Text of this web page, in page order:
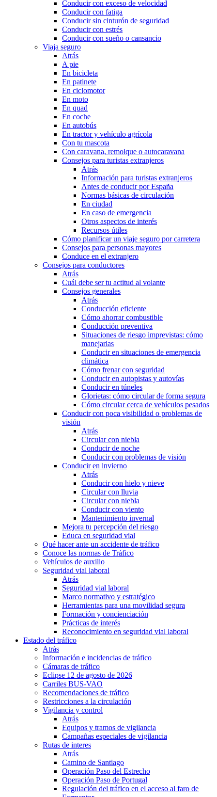
Conducir con exceso de velocidad
Conducir con fatiga
Conducir sin cinturón de seguridad
Conducir con estrés
Conducir con sueño o cansancio
Viaja seguro
Atrás
A pie
En bicicleta
En patinete
En ciclomotor
En moto
En quad
En coche
En autobús
En tractor y vehículo agrícola
Con tu mascota
Con caravana, remolque o autocaravana
Consejos para turistas extranjeros
Atrás
Información para turistas extranjeros
Antes de conducir por España
Normas básicas de circulación
En ciudad
En caso de emergencia
Otros aspectos de interés
Recursos útiles
Cómo planificar un viaje seguro por carretera
Consejos para personas mayores
Conduce en el extranjero
Consejos para conductores
Atrás
Cuál debe ser tu actitud al volante
Consejos generales
Atrás
Conducción eficiente
Cómo ahorrar combustible
Conducción preventiva
Situaciones de riesgo imprevistas: cómo
manejarlas
Conducir en situaciones de emergencia
climática
Cómo frenar con seguridad
Conducir en autopistas y autovías
Conducir en túneles
Glorietas: cómo circular de forma segura
Cómo circular cerca de vehículos pesados
Conducir con poca visibilidad o problemas de
visión
Atrás
Circular con niebla
Conducir de noche
Conducir con problemas de visión
Conducir en invierno
Atrás
Conducir con hielo y nieve
Circular con lluvia
Circular con niebla
Conducir con viento
Mantenimiento invernal
Mejora tu percepción del riesgo
Educa en seguridad vial
Qué hacer ante un accidente de tráfico
Conoce las normas de Tráfico
Vehículos de auxilio
Seguridad vial laboral
Atrás
Seguridad vial laboral
Marco normativo y estratégico
Herramientas para una movilidad segura
Formación y concienciación
Prácticas de interés
Reconocimiento en seguridad vial laboral
Estado del tráfico
Atrás
Información e incidencias de tráfico
Cámaras de tráfico
Eclipse 12 de agosto de 2026
Carriles BUS-VAO
Recomendaciones de tráfico
Restricciones a la circulación
Vigilancia y control
Atrás
Equipos y tramos de vigilancia
Campañas especiales de vigilancia
Rutas de interes
Atrás
Camino de Santiago
Operación Paso del Estrecho
Operación Paso de Portugal
Regulación del tráfico en el acceso al faro de